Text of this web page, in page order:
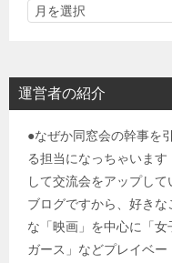
運営者の紹介
●なぜか同窓会の幹事を
る担当になっちゃいま
して交流会をアップし
ブログですから、好き
な「映画」を中心に「
ガース」などプレイベ